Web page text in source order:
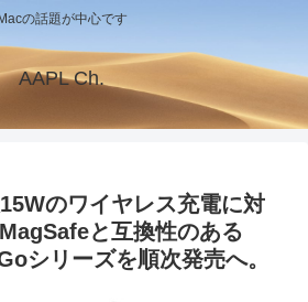
Macの話題が中心です
AAPL Ch.
のワイヤレス充電に対
と互換性のある
シリーズを順次発売へ。